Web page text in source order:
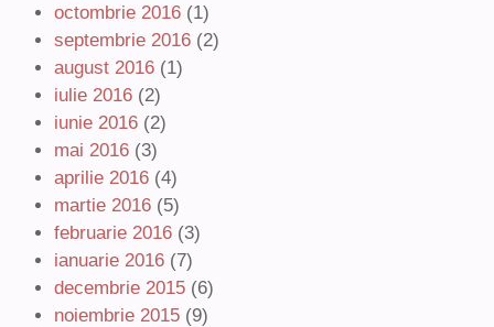
octombrie 2016 (1)
septembrie 2016 (2)
august 2016 (1)
iulie 2016 (2)
iunie 2016 (2)
mai 2016 (3)
aprilie 2016 (4)
martie 2016 (5)
februarie 2016 (3)
ianuarie 2016 (7)
decembrie 2015 (6)
noiembrie 2015 (9)